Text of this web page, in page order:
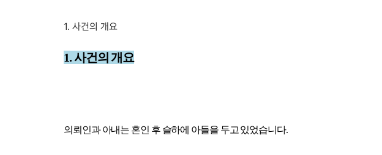
1. 사건의 개요
1. 사건의 개요
의뢰인과 아내는 혼인 후 슬하에 아들을 두고 있었습니다.